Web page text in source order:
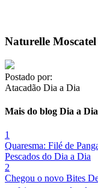
Naturelle
Postado por:
Atacadão Dia a Dia
Mais do blog Dia a Dia
1
Quaresma: Filé de
Pescados do Dia a Dia
2
Chegou o novo Bites